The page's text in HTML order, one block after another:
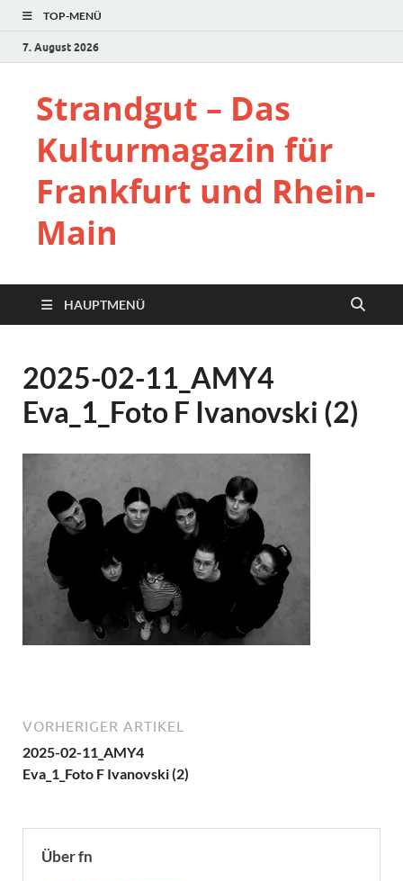
TOP-MENÜ
7. August 2026
Strandgut – Das
Kulturmagazin für
Frankfurt und Rhein-
Main
HAUPTMENÜ
2025-02-11_AMY4
Eva_1_Foto F Ivanovski (2)
VORHERIGER ARTIKEL
2025-02-11_AMY4
Eva_1_Foto F Ivanovski (2)
Über fn